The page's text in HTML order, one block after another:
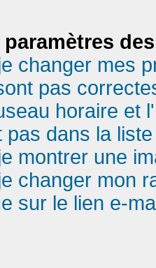
paramètres
changer mes
pas
horaire et
pas dans la
montrer une
changer mon
sur le lien e-